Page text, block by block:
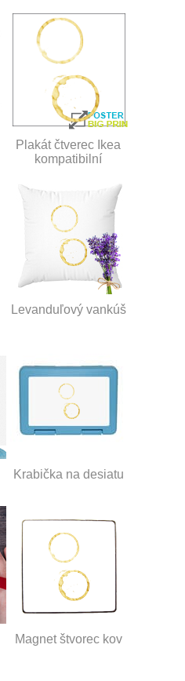
Plakát čtverec Ikea
kompatibilní
Levanduľový vankúš
Krabička na desiatu
Magnet štvorec kov